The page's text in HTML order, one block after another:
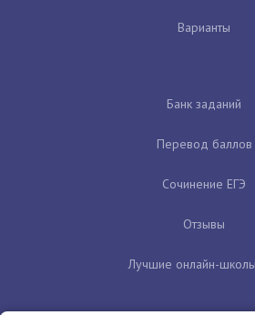
Варианты
Банк заданий
Перевод баллов
Сочинение ЕГЭ
Отзывы
Лучшие онлайн-